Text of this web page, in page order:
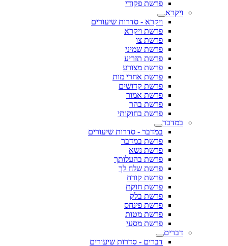
פרשת פקודי
ויקרא
ויקרא - סדרות שיעורים
פרשת ויקרא
פרשת צו
פרשת שמיני
פרשת תזריע
פרשת מצורע
פרשת אחרי מות
פרשת קדושים
פרשת אמור
פרשת בהר
פרשת בחוקותי
במדבר
במדבר - סדרות שיעורים
פרשת במדבר
פרשת נשא
פרשת בהעלותך
פרשת שלח לך
פרשת קורח
פרשת חוקת
פרשת בלק
פרשת פינחס
פרשת מטות
פרשת מסעי
דברים
דברים - סדרות שיעורים